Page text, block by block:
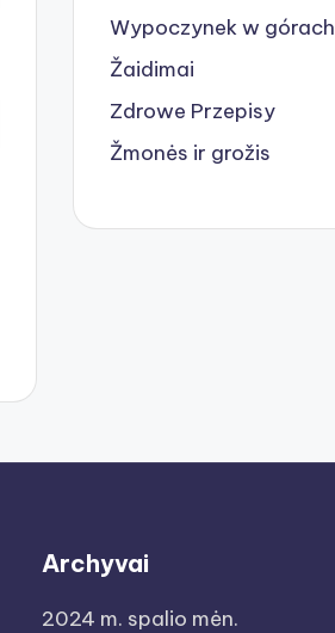
Wypoczynek w górach
Žaidimai
Zdrowe Przepisy
Žmonės ir grožis
Archyvai
2024 m. spalio mėn.